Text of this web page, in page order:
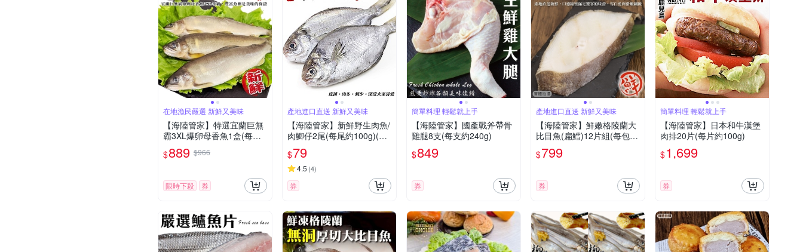
在地漁民嚴選 新鮮又美味
【海陸管家】特選宜蘭巨無
霸3XL爆卵母香魚1盒(每盒3
-5尾/約920g)
$889 $966
限時下殺 券
產地進口直送 新鮮又美味
【海陸管家】新鮮野生肉魚/
肉鯽仔2尾(每尾約100g)(滿
額)
$79
4.5 (4)
券
簡單料理 輕鬆就上手
【海陸管家】國產戰斧帶骨
雞腿8支(每支約240g)
$849
券
產地進口直送 新鮮又美味
【海陸管家】鮮嫩格陵蘭大
比目魚(扁鱈)12片組(每包3
片/250-300g)
$799
券
簡單料理 輕鬆就上手
【海陸管家】日本和牛漢堡
肉排20片(每片約100g)
$1,699
券